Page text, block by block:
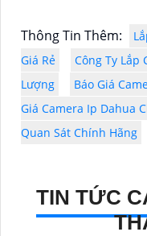
Thông Tin Thêm:
Giá Rẻ
Công Ty Lắp
Lượng
Báo Giá
Giá Camera Ip Dahua
Quan Sát Chính Hãng
TIN TỨC